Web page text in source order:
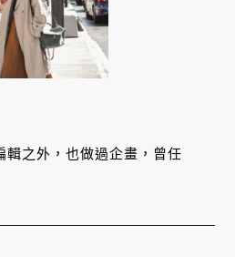
輯之外，也做過企畫，曾任